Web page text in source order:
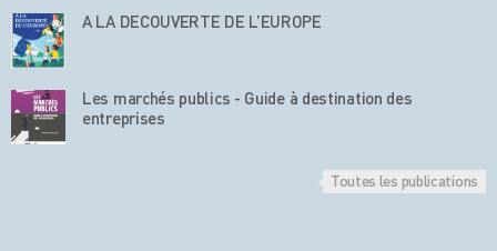
A LA DECOUVERTE DE L’EUROPE
Les marchés publics - Guide à destination des
entreprises
Toutes les publications